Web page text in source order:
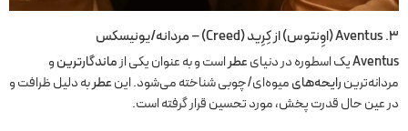
۳. Aventus(اوِنتوس) از کِرِید (Creed) – مردانه/یونیسکس
Aventusیک اسطوره در دنیایعطراست و به عنوان یکی ازماندگارترینو
مردانه‌ترینرایحه‌هایمیوه‌ای/چوبی شناخته می‌شود. اینعطربه دلیل ظرافت و
در عین حال قدرت پخش، مورد تحسین قرار گرفته است.